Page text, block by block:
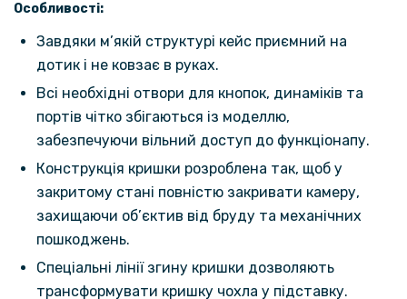
Особливості:
Завдяки м’якій структурі кейс приємний на
дотик і не ковзає в руках.
Всі необхідні отвори для кнопок, динаміків та
портів чітко збігаються із моделлю,
забезпечуючи вільний доступ до функціонапу.
Конструкція кришки розроблена так, щоб у
закритому стані повністю закривати камеру,
захищаючи об’єктив від бруду та механічних
пошкоджень.
Спеціальні лінії згину кришки дозволяють
трансформувати кришку чохла у підставку.